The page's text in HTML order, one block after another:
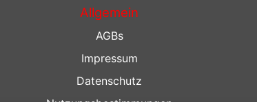
Allgemein
AGBs
Impressum
Datenschutz